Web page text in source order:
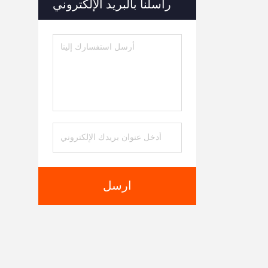
راسلنا بالبريد الإلكتروني
ارسل